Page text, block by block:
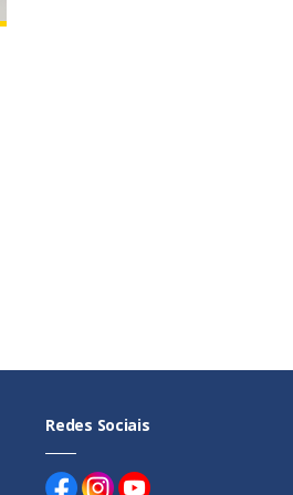
Redes Sociais